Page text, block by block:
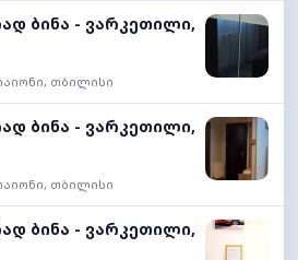
ბინა - ვარკეთილი,
თბილისი
ბინა - ვარკეთილი,
თბილისი
ბინა - ვარკეთილი,